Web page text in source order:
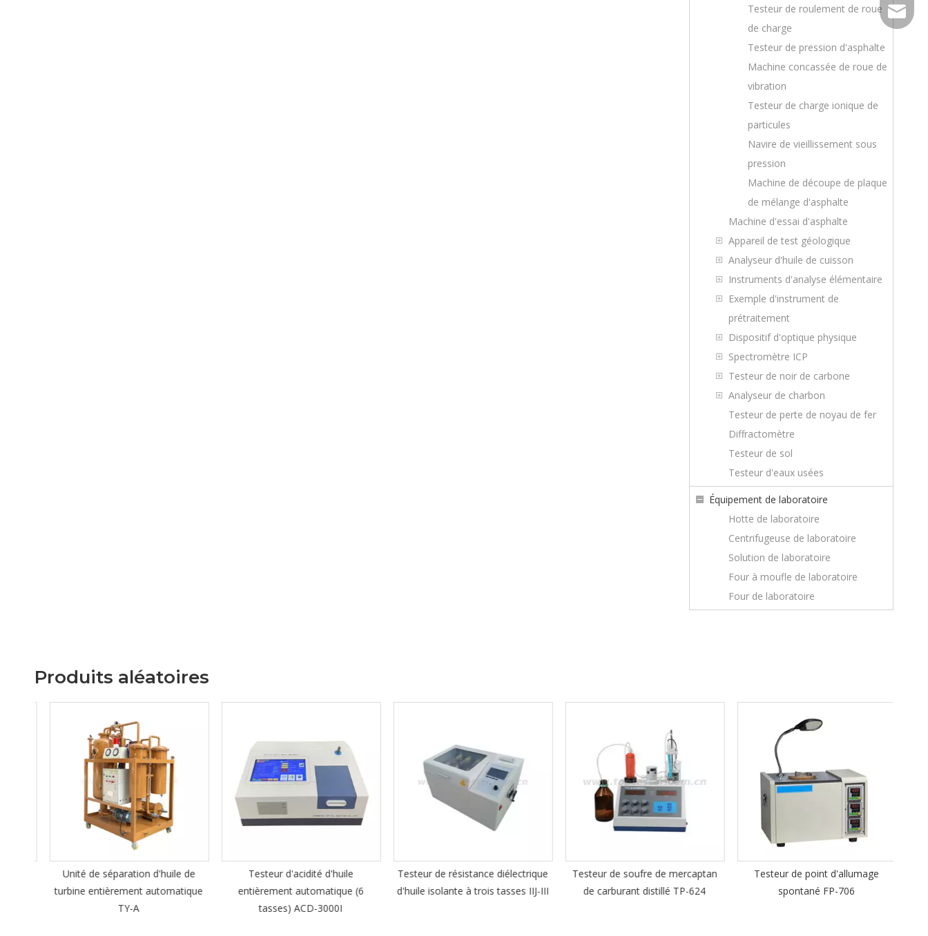
Testeur de roulement de roue
de charge
Testeur de pression d'asphalte
Machine concassée de roue de
vibration
Testeur de charge ionique de
particules
Navire de vieillissement sous
pression
Machine de découpe de plaque
de mélange d'asphalte
Machine d'essai d'asphalte
Appareil de test géologique
Analyseur d'huile de cuisson
Instruments d'analyse élémentaire
Exemple d'instrument de
prétraitement
Dispositif d'optique physique
Spectromètre ICP
Testeur de noir de carbone
Analyseur de charbon
Testeur de perte de noyau de fer
Diffractomètre
Testeur de sol
Testeur d'eaux usées
Équipement de laboratoire
Hotte de laboratoire
Centrifugeuse de laboratoire
Solution de laboratoire
Four à moufle de laboratoire
Four de laboratoire
Produits aléatoires
Unité de séparation d'huile de
turbine entièrement automatique
TY-A
Testeur d'acidité d'huile
entièrement automatique (6
tasses) ACD-3000I
Testeur de résistance diélectrique
d'huile isolante à trois tasses IIJ-III
Testeur de soufre de mercaptan
de carburant distillé TP-624
Testeur de point d'allumage
spontané FP-706
Wechat